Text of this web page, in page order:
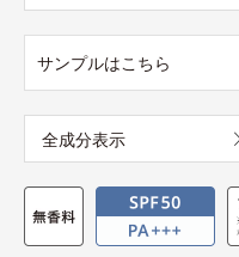
サンプルはこちら
全成分表示